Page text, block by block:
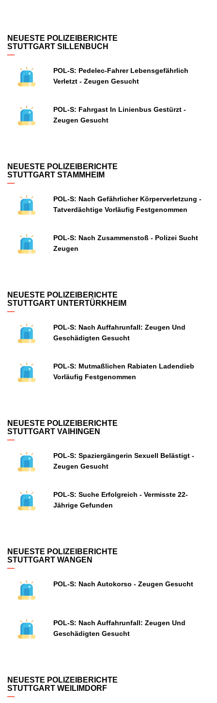
NEUESTE POLIZEIBERICHTE
STUTTGART SILLENBUCH
POL-S: Pedelec-Fahrer Lebensgefährlich
Verletzt - Zeugen Gesucht
POL-S: Fahrgast In Linienbus Gestürzt -
Zeugen Gesucht
NEUESTE POLIZEIBERICHTE
STUTTGART STAMMHEIM
POL-S: Nach Gefährlicher Körperverletzung -
Tatverdächtige Vorläufig Festgenommen
POL-S: Nach Zusammenstoß - Polizei Sucht
Zeugen
NEUESTE POLIZEIBERICHTE
STUTTGART UNTERTÜRKHEIM
POL-S: Nach Auffahrunfall: Zeugen Und
Geschädigten Gesucht
POL-S: Mutmaßlichen Rabiaten Ladendieb
Vorläufig Festgenommen
NEUESTE POLIZEIBERICHTE
STUTTGART VAIHINGEN
POL-S: Spaziergängerin Sexuell Belästigt -
Zeugen Gesucht
POL-S: Suche Erfolgreich - Vermisste 22-
Jährige Gefunden
NEUESTE POLIZEIBERICHTE
STUTTGART WANGEN
POL-S: Nach Autokorso - Zeugen Gesucht
POL-S: Nach Auffahrunfall: Zeugen Und
Geschädigten Gesucht
NEUESTE POLIZEIBERICHTE
STUTTGART WEILIMDORF